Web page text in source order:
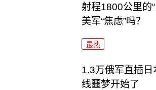
射程1800公里的
美军“焦虑”吗？
最热
1.3万俄军直插
线噩梦开始了